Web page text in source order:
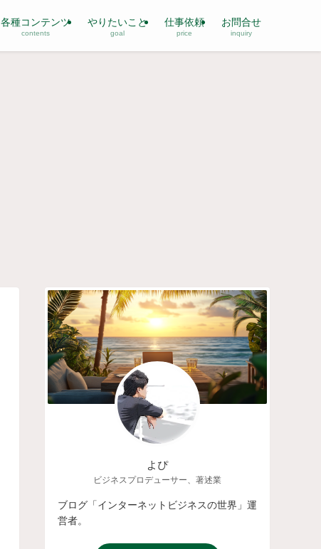
各種コンテンツ
contents
やりたいこと
goal
仕事依頼
price
お問合せ
inquiry
よぴ
ビジネスプロデューサー、著述業
ブログ「インターネットビジネスの世界」運
営者。